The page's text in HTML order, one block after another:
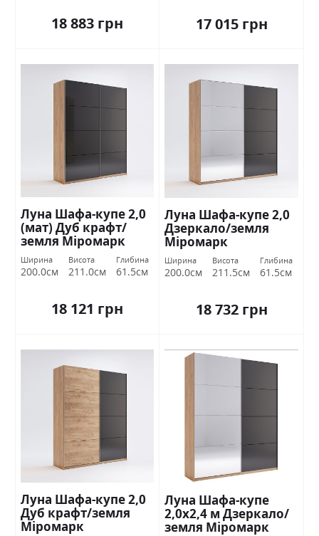
18 883 грн 17 015 грн
Луна Шафа-купе 2,0
(мат) Дуб крафт/
земля Міромарк
Ширина
200.0см
Висота
211.0см
Глибина
61.5см
18 121 грн
Луна Шафа-купе 2,0
Дзеркало/земля
Міромарк
Ширина
200.0см
Висота
211.5см
Глибина
61.5см
18 732 грн
Луна Шафа-купе 2,0
Дуб крафт/земля
Міромарк
Луна Шафа-купе
2,0х2,4 м Дзеркало/
земля Міромарк